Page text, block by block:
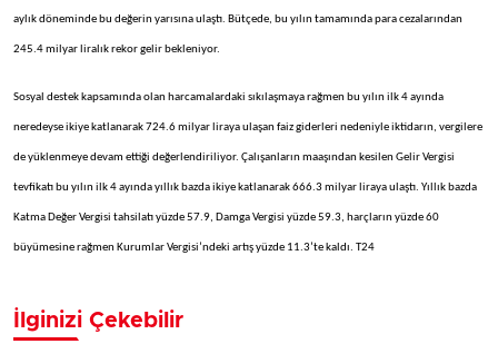
aylık döneminde bu değerin yarısına ulaştı. Bütçede, bu yılın tamamında para cezalarından
245.4 milyar liralık rekor gelir bekleniyor.
Sosyal destek kapsamında olan harcamalardaki sıkılaşmaya rağmen bu yılın ilk 4 ayında
neredeyse ikiye katlanarak 724.6 milyar liraya ulaşan faiz giderleri nedeniyle iktidarın, vergilere
de yüklenmeye devam ettiği değerlendiriliyor. Çalışanların maaşından kesilen Gelir Vergisi
tevfikatı bu yılın ilk 4 ayında yıllık bazda ikiye katlanarak 666.3 milyar liraya ulaştı. Yıllık bazda
Katma Değer Vergisi tahsilatı yüzde 57.9, Damga Vergisi yüzde 59.3, harçların yüzde 60
büyümesine rağmen Kurumlar Vergisi’ndeki artış yüzde 11.3’te kaldı. T24
İlginizi Çekebilir